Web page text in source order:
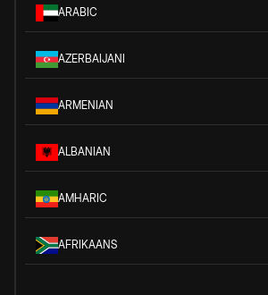
ARABIC
AZERBAIJANI
ARMENIAN
ALBANIAN
AMHARIC
AFRIKAANS